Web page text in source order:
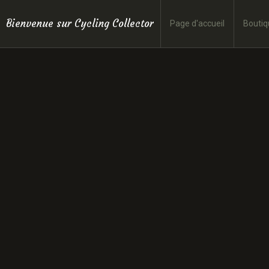
Bienvenue sur Cycling Collector Page d'accueil